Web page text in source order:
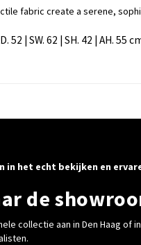
fabric create a serene,
52 | SW. 62 | SH. 42 | AH. 55
in het echt bekijken en
de
collectie aan in Den Haag of